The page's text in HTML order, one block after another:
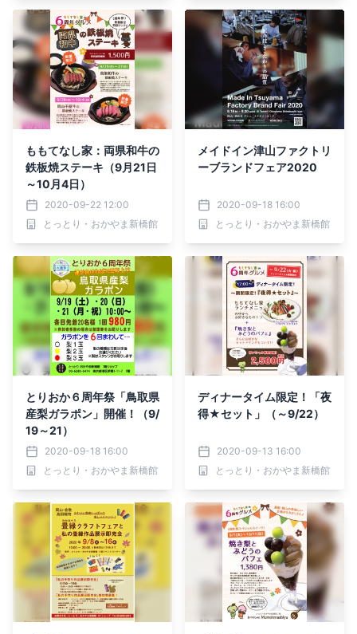
ももてなし家：両県和牛の
鉄板焼ステーキ（9月21日
～10月4日）
2020-09-22 12:00
とっとり・おかやま新橋館
メイドイン津山ファクトリ
ーブランドフェア2020
2020-09-18 16:00
とっとり・おかやま新橋館
とりおか６周年祭「鳥取県
産梨ガラポン」開催！（9/
19～21）
2020-09-18 16:00
とっとり・おかやま新橋館
ディナータイム限定！「夜
得★セット」（～9/22）
2020-09-13 16:00
とっとり・おかやま新橋館